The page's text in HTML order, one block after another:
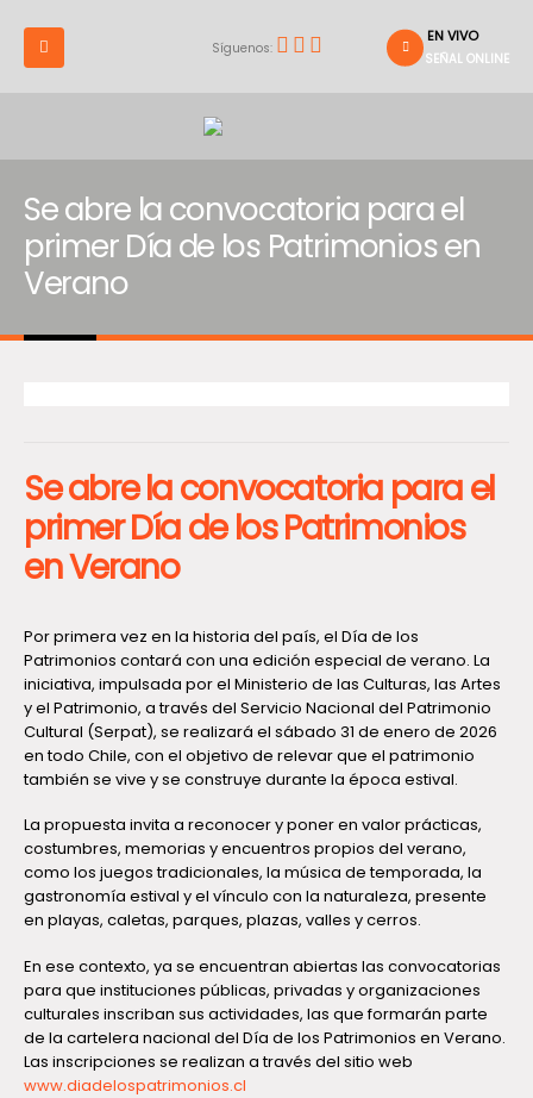
Síguenos:
EN VIVO
SEÑAL ONLINE
Se abre la convocatoria para el
primer Día de los Patrimonios en
Verano
Se abre la convocatoria para el
primer Día de los Patrimonios
en Verano
Por primera vez en la historia del país, el Día de los
Patrimonios contará con una edición especial de verano. La
iniciativa, impulsada por el Ministerio de las Culturas, las Artes
y el Patrimonio, a través del Servicio Nacional del Patrimonio
Cultural (Serpat), se realizará el sábado 31 de enero de 2026
en todo Chile, con el objetivo de relevar que el patrimonio
también se vive y se construye durante la época estival.
La propuesta invita a reconocer y poner en valor prácticas,
costumbres, memorias y encuentros propios del verano,
como los juegos tradicionales, la música de temporada, la
gastronomía estival y el vínculo con la naturaleza, presente
en playas, caletas, parques, plazas, valles y cerros.
En ese contexto, ya se encuentran abiertas las convocatorias
para que instituciones públicas, privadas y organizaciones
culturales inscriban sus actividades, las que formarán parte
de la cartelera nacional del Día de los Patrimonios en Verano.
Las inscripciones se realizan a través del sitio web
www.diadelospatrimonios.cl